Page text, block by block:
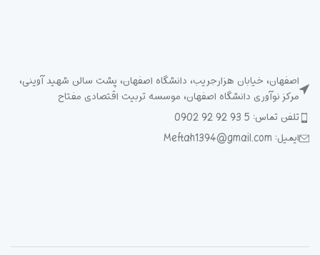
اصفهان، خیابان هزارجریب، دانشگاه اصفهان، پشت سالن شهید آوینی،
مرکز نوآوری دانشگاه اصفهان، موسسه تربیت اقتصادی مفتاح
تلفن تماس: 5 93 92 92 0902
ایمیل: Meftah1394@gmail.com